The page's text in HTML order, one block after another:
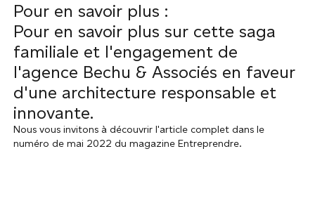
Pour en savoir plus :
Pour en savoir plus sur cette saga
familiale et l'engagement de
l'agence Bechu & Associés en faveur
d'une architecture responsable et
innovante.
Nous vous invitons à découvrir l'article complet dans le
numéro de mai 2022 du magazine Entreprendre.